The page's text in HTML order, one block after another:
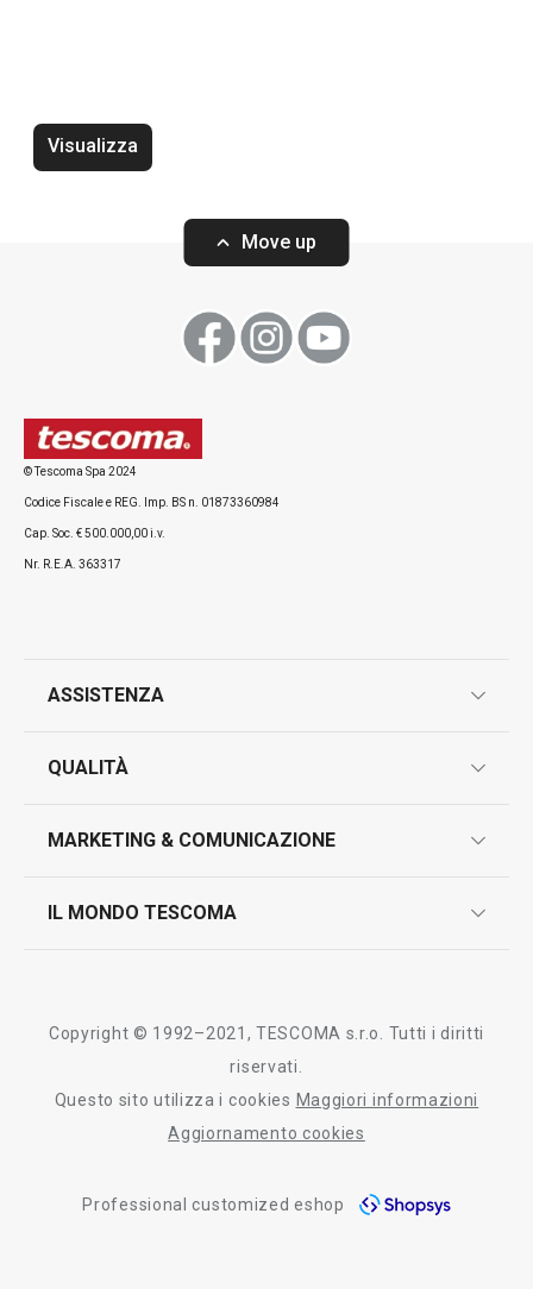
Tutti i prodotti della linea TAVERNE
Visualizza
Move up
© Tescoma Spa 2024
Codice Fiscale e REG. Imp. BS n. 01873360984
Cap. Soc. € 500.000,00 i.v.
Nr. R.E.A. 363317
ASSISTENZA
contatti
QUALITÀ
test sui prodotti
MARKETING & COMUNICAZIONE
IL MONDO TESCOMA
Tescoma nel mondo
informativa whistleblowing
Copyright © 1992–2021, TESCOMA s.r.o. Tutti i diritti
riservati.
Questo sito utilizza i cookies Maggiori informazioni
Aggiornamento cookies
Professional customized eshop